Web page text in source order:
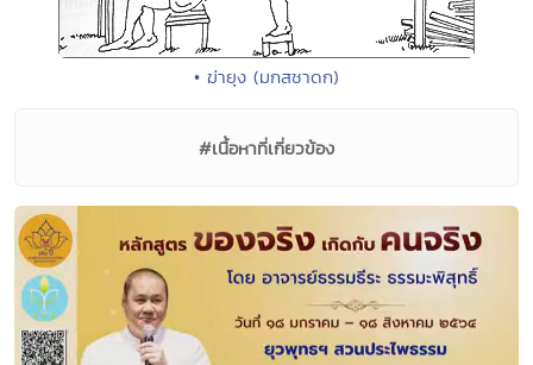
• ฆ่ายุง (มกสชาดก)
#เนื้อหาที่เกี่ยวข้อง